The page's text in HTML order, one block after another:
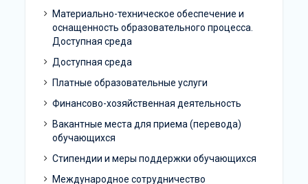
Материально-техническое обеспечение и
оснащенность образовательного процесса.
Доступная среда
Доступная среда
Платные образовательные услуги
Финансово-хозяйственная деятельность
Вакантные места для приема (перевода)
обучающихся
Стипендии и меры поддержки обучающихся
Международное сотрудничество